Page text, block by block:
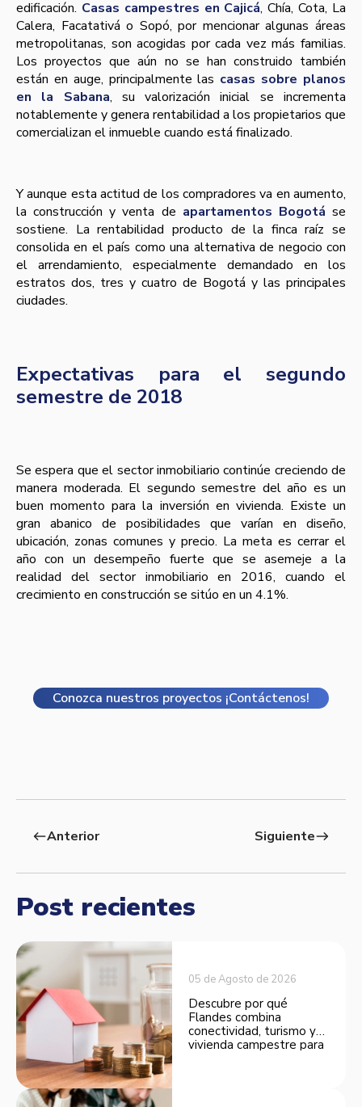
edificación. Casas campestres en Cajicá, Chía, Cota, La
Calera, Facatativá o Sopó, por mencionar algunas áreas
metropolitanas, son acogidas por cada vez más familias.
Los proyectos que aún no se han construido también
están en auge, principalmente las casas sobre planos
en la Sabana, su valorización inicial se incrementa
notablemente y genera rentabilidad a los propietarios que
comercializan el inmueble cuando está finalizado.
Y aunque esta actitud de los compradores va en aumento,
la construcción y venta de apartamentos Bogotá se
sostiene. La rentabilidad producto de la finca raíz se
consolida en el país como una alternativa de negocio con
el arrendamiento, especialmente demandado en los
estratos dos, tres y cuatro de Bogotá y las principales
ciudades.
Expectativas para el segundo
semestre de 2018
Se espera que el sector inmobiliario continúe creciendo de
manera moderada. El segundo semestre del año es un
buen momento para la inversión en vivienda. Existe un
gran abanico de posibilidades que varían en diseño,
ubicación, zonas comunes y precio. La meta es cerrar el
año con un desempeño fuerte que se asemeje a la
realidad del sector inmobiliario en 2016, cuando el
crecimiento en construcción se sitúo en un 4.1%.
Conozca nuestros proyectos ¡Contáctenos!
westAnterior Siguienteeast
Post recientes
05 de Agosto de 2026
Descubre por qué
Flandes combina
conectividad, turismo y
vivienda campestre para